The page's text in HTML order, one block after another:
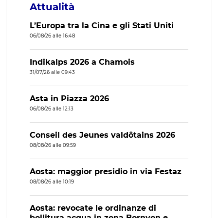
Attualità
L’Europa tra la Cina e gli Stati Uniti
06/08/26 alle 16:48
Indikalps 2026 a Chamois
31/07/26 alle 09:43
Asta in Piazza 2026
06/08/26 alle 12:13
Conseil des Jeunes valdôtains 2026
08/08/26 alle 09:59
Aosta: maggior presidio in via Festaz
08/08/26 alle 10:19
Aosta: revocate le ordinanze di